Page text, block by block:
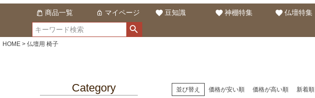
商品一覧 マイページ 豆知識 神棚特集 仏壇特集
HOME 仏壇用 椅子
Category 並び替え 価格が安い順 価格が高い順 新着順